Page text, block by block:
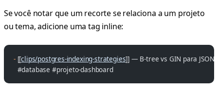
Se você notar que um recorte se relaciona a um projeto
ou tema, adicione uma tag inline:
- [[clips/postgres-indexing-strategies]] — B-tree vs GIN para
  #database #projeto-dashboard